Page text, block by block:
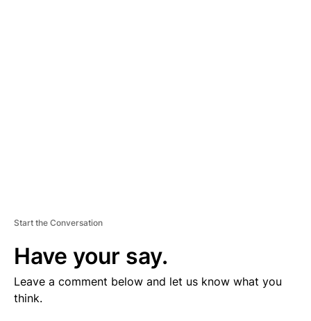
Start the Conversation
Have your say.
Leave a comment below and let us know what you
think.